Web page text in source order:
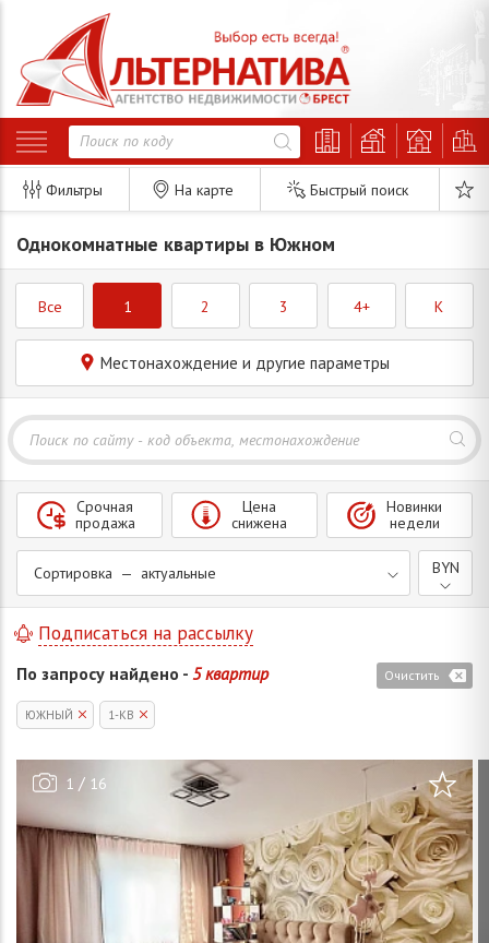
Фильтры На карте Быстрый поиск
Однокомнатные квартиры в Южном
Все 1 2 3 4+ K
Местонахождение и другие параметры
Сортировка — актуальные
Срочная
продажа
Цена
снижена
Новинки
недели
BYN
По запросу найдено - 5 квартир Очистить
Подписаться на рассылку
ЮЖНЫЙ 1-КВ
1 / 16